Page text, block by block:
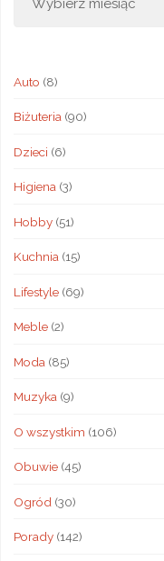
Auto (8)
Biżuteria (90)
Dzieci (6)
Higiena (3)
Hobby(51)
Kuchnia (15)
Lifestyle(69)
Meble(2)
Moda (85)
Muzyka (9)
O wszystkim (106)
Obuwie(45)
Ogród (30)
Porady(142)